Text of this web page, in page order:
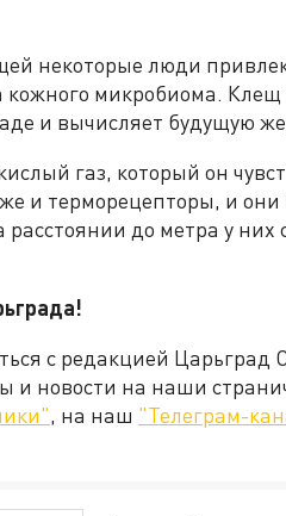
некоторые люди
кожного микробиома.
и вычисляет будущую
газ, который он
и терморецепторы, и они
расстоянии до метра у
с редакцией Царьград
и новости на наши
, на наш "Телеграм-